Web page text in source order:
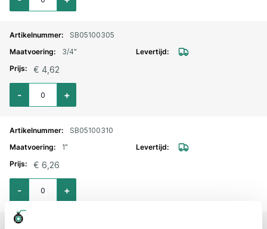
SB05100305
3/4"
€ 4,62
Aantal voor Veiligheidsklem voor luchtkoppeling zonder borgrand 3/4" /
+
-
SB05100310
1"
€ 6,26
Aantal voor Veiligheidsklem voor luchtkoppeling zonder borgrand 1" /
+
-